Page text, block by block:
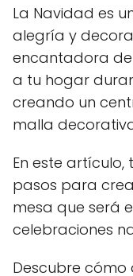
La Navidad es
alegría y
encantadora
a tu hogar
creando un
malla
En este
pasos para
mesa que será
celebraciones
Descubre